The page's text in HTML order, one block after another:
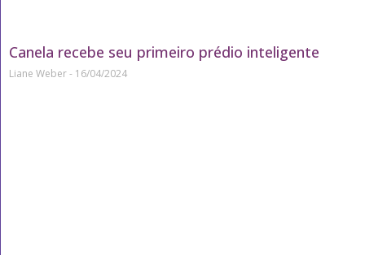
Canela recebe seu primeiro prédio inteligente
Liane Weber 16/04/2024